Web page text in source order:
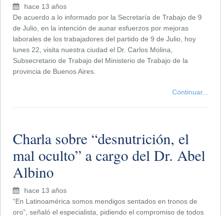
hace 13 años
De acuerdo a lo informado por la Secretaría de Trabajo de 9
de Julio, en la intención de aunar esfuerzos por mejoras
laborales de los trabajadores del partido de 9 de Julio, hoy
lunes 22, visita nuestra ciudad el Dr. Carlos Molina,
Subsecretario de Trabajo del Ministerio de Trabajo de la
provincia de Buenos Aires.
Continuar...
Charla sobre “desnutrición, el
mal oculto” a cargo del Dr. Abel
Albino
hace 13 años
“En Latinoamérica somos mendigos sentados en tronos de
oro”, señaló el especialista, pidiendo el compromiso de todos